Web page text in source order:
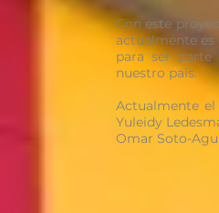
Con este
actualmente
para ser parte
nuestro país.
Actualmente
Yuleidy
Omar Soto-